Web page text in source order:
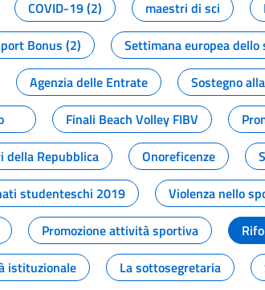
COVID-19 (2) maestri di sci
Bonus (2) Settimana europea dello
Agenzia delle Entrate
Sostegno
Finali Beach Volley FIBV
della Repubblica Onoreficenze
studenteschi 2019
Violenza nello
Promozione attività sportiva
istituzionale La sottosegretaria